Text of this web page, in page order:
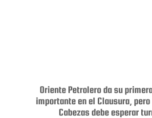
Oriente Petrolero da su
importante en el Clausura, pero
Cabezas debe esperar